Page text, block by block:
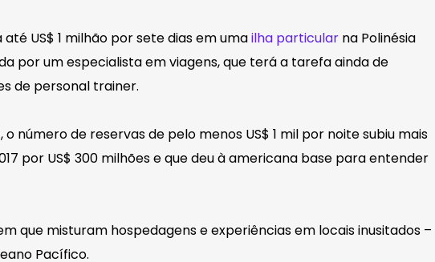
US$ 1 milhão por sete dias em umailha particular na Polinésia
por um especialista em viagens, que terá a tarefa ainda de
de personal trainer.
de reservas de pelo menos US$ 1 mil por noite subiu mais
por US$ 300 milhões e que deu à americana base para entender
que misturam hospedagens e experiências em locais inusitados –
Pacífico.